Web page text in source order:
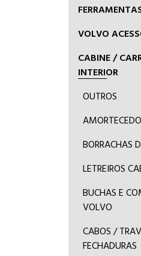
VOLVO
CABINE /
INTERIOR
OUTROS
BORRACHAS
LETREIROS
BUCHAS E
VOLVO
CABOS /
FECHADURAS